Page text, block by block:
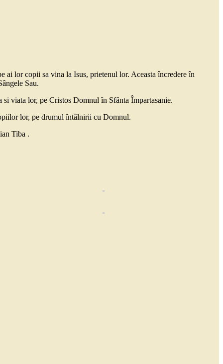
lor copii sa vina la Isus, prietenul lor. Aceasta încredere în
Sau.
viata lor, pe Cristos Domnul în Sfânta Împartasanie.
lor, pe drumul întâlnirii cu Domnul.
Tiba .